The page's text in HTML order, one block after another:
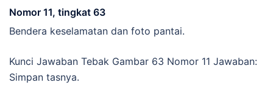
Nomor 11, tingkat 63
Bendera keselamatan dan foto pantai.
Kunci Jawaban Tebak Gambar 63 Nomor 11 Jawaban:
Simpan tasnya.